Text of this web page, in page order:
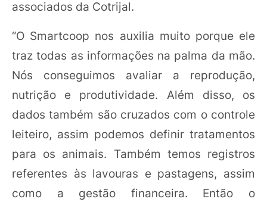
associados da Cotrijal.
“O Smartcoop nos auxilia muito porque ele
traz todas as informações na palma da mão.
Nós conseguimos avaliar a reprodução,
nutrição e produtividade. Além disso, os
dados também são cruzados com o controle
leiteiro, assim podemos definir tratamentos
para os animais. Também temos registros
referentes às lavouras e pastagens, assim
como a gestão financeira. Então o